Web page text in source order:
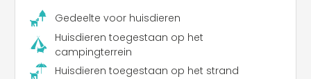
Gedeelte voor huisdieren
Huisdieren toegestaan op het
campingterrein
Huisdieren toegestaan op het strand